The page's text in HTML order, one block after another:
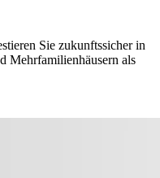
Sie zukunftssicher in
Mehrfamilienhäusern als